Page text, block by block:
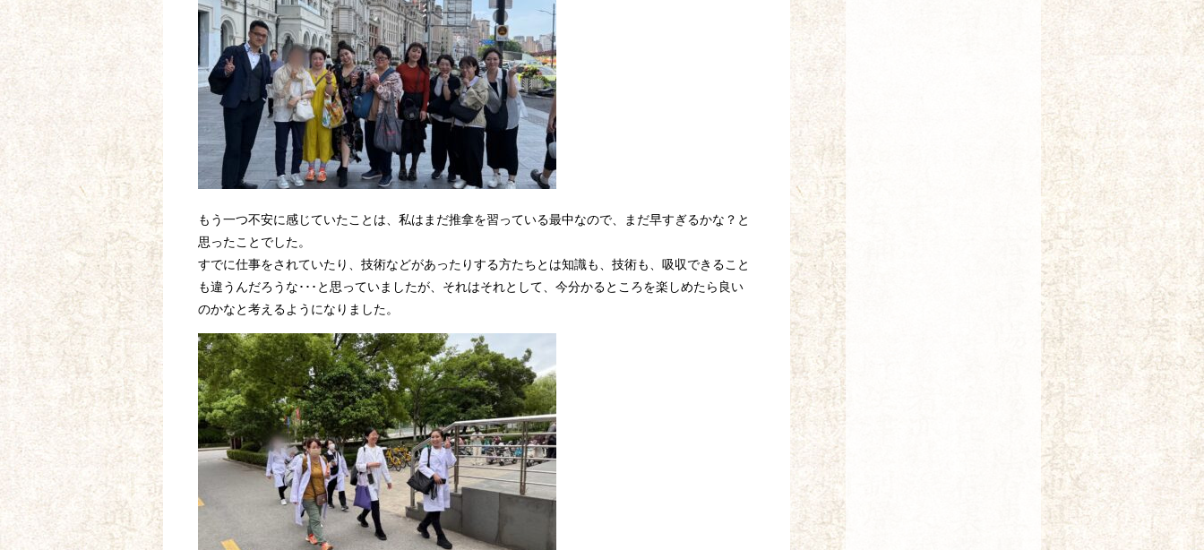
もう一つ不安に感じていたことは、私はまだ推拿を習っている最中なので、まだ早すぎるかな？と
思ったことでした。
すでに仕事をされていたり、技術などがあったりする方たちとは知識も、技術も、吸収できること
も違うんだろうな･･･と思っていましたが、それはそれとして、今分かるところを楽しめたら良い
のかなと考えるようになりました。